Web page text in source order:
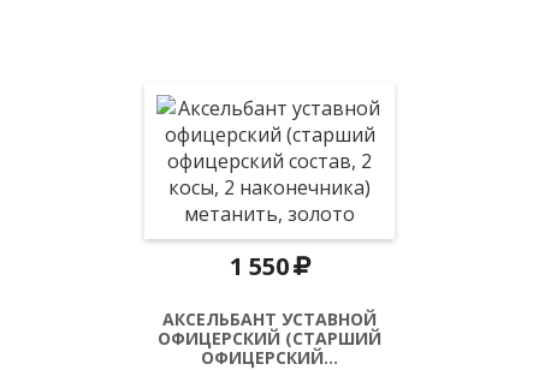
1 550
АКСЕЛЬБАНТ УСТАВНОЙ
ОФИЦЕРСКИЙ (СТАРШИЙ
ОФИЦЕРСКИЙ…